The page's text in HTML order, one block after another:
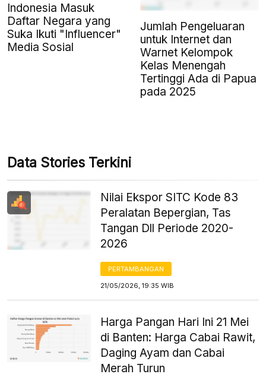
Indonesia Masuk
Daftar Negara yang
Suka Ikuti "Influencer"
Media Sosial
Jumlah Pengeluaran
untuk Internet dan
Warnet Kelompok
Kelas Menengah
Tertinggi Ada di Papua
pada 2025
Data Stories Terkini
Nilai Ekspor SITC Kode 83
Peralatan Bepergian, Tas
Tangan Dll Periode 2020-
2026
PERTAMBANGAN
21/05/2026, 19:35 WIB
Harga Pangan Hari Ini 21 Mei
di Banten: Harga Cabai Rawit,
Daging Ayam dan Cabai
Merah Turun